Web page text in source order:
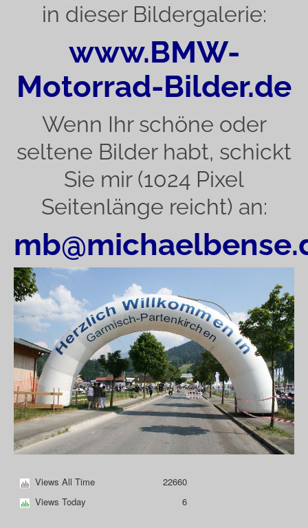
in dieser Bildergalerie:
www.BMW-
Motorrad-Bilder.de
Wenn Ihr schöne oder
seltene Bilder habt, schickt
Sie mir (1024 Pixel
Seitenlänge reicht) an:
Views All Time
22660
Views Today
6